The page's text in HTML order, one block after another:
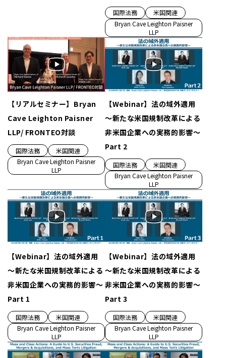
国際法務
米国関連
Bryan Cave Leighton Paisner
LLP
【リアルセミナー】Bryan
Cave Leighton Paisner
LLP/ FRONTEO対談
国際法務
米国関連
Bryan Cave Leighton Paisner
LLP
【Webinar】法の域外適用
～新たな米国規制改革による
非米国企業への実務的影響～
Part 2
国際法務
米国関連
Bryan Cave Leighton Paisner
LLP
【Webinar】法の域外適用
～新たな米国規制改革による
非米国企業への実務的影響～
Part 1
国際法務
米国関連
Bryan Cave Leighton Paisner
LLP
【Webinar】法の域外適用
～新たな米国規制改革による
非米国企業への実務的影響～
Part 3
国際法務
米国関連
Bryan Cave Leighton Paisner
LLP